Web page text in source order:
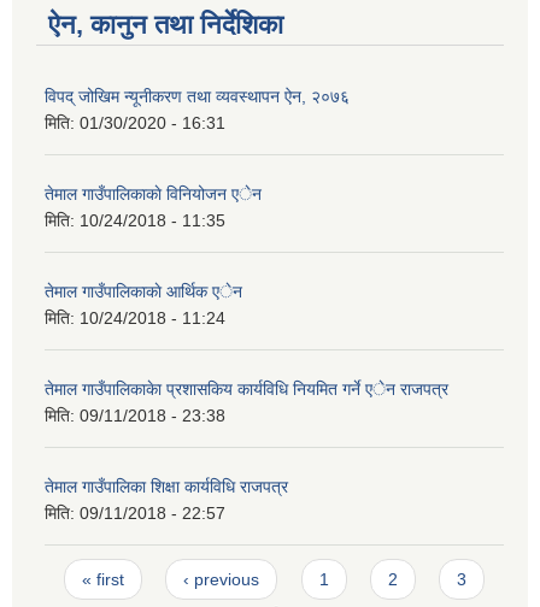
ऐन, कानुन तथा निर्देशिका
विपद् जोखिम न्यूनीकरण तथा व्यवस्थापन ऐन, २०७६
मिति: 01/30/2020 - 16:31
तेमाल गाउँपालिकाकाे विनियोजन एेन
मिति: 10/24/2018 - 11:35
तेमाल गाउँपालिकाकाे आर्थिक एेन
मिति: 10/24/2018 - 11:24
तेमाल गाउँपालिकाकेा प्रशासकिय कार्यविधि नियमित गर्ने एेन राजपत्र
मिति: 09/11/2018 - 23:38
तेमाल गाउँपालिका शिक्षा कार्यविधि राजपत्र
मिति: 09/11/2018 - 22:57
Pages
« first ‹ previous 1 2
3